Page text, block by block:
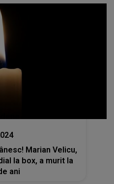
Marian Velicu,
la box, a murit la
ani